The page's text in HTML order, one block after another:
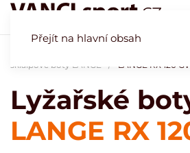
Přejít na hlavní obsah
skialpové boty LANGE
LANGE RX 120
Lyžařské
LANGE RX